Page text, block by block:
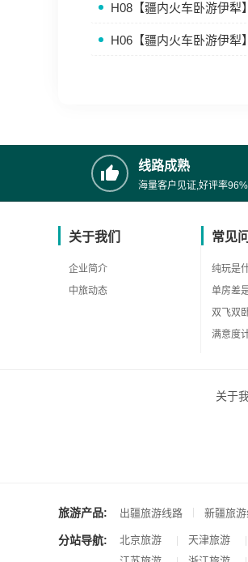
H08【疆内火车卧游伊犁
H06【疆内火车卧游伊犁
线路成熟
海量客户见证,好评率
关于我们
企业简介
中旅动态
常见
纯玩是
单房差
双飞双
满意度
关于
旅游产品: 出疆旅游线路 新疆旅
分站导航: 北京旅游 天津旅游